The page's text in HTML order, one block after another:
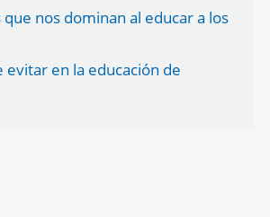
nos dominan al educar a los
evitar en la educación de